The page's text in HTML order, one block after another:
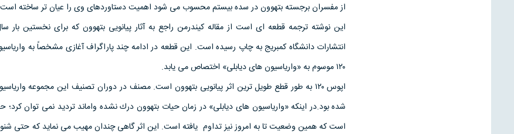
از مفسران برجسته بتهوون در سده بيستم محسوب مى شود اهميت دستاوردهاى وى را عيان تر ساخته
انتشارات دانشگاه كمبريج به چاپ رسيده است. اين قطعه در ادامه چند پاراگراف آغازى مشخصاً به
۱۲۰ موسوم به «وارياسيون هاى ديابلى» اختصاص مى يابد.
اپوس ۱۲۰ به طور قطع طويل ترين اثر پيانويى بتهوون است. مصنف در دوران تصنيف اين مجموعه
شده بود.در اينكه «وارياسيون هاى ديابلى» در زمان حيات بتهوون درك نشده واماند ترديد نمى توان كرد؛
است كه همين وضعيت تا به امروز نيز تداوم يافته است. اين اثر گاهى چندان مهيب مى نمايد كه حتى